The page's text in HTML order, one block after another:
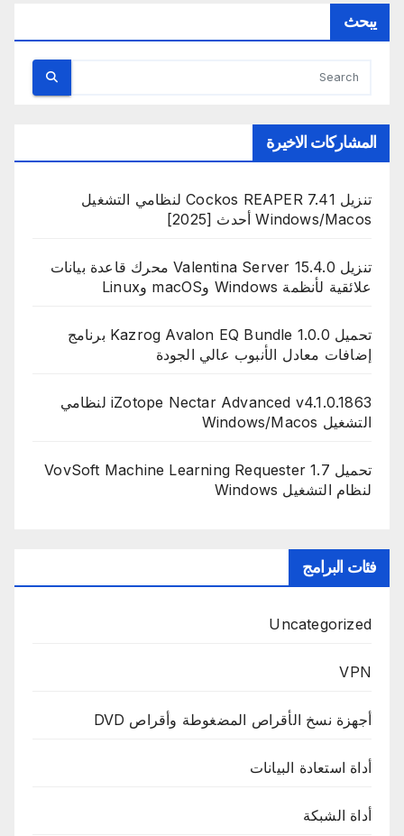
يبحث
المشاركات الاخيرة
تنزيل Cockos REAPER 7.41 لنظامي التشغيل
Windows/Macos أحدث [2025]
تنزيل Valentina Server 15.4.0 محرك قاعدة بيانات
علائقية لأنظمة Windows وmacOS وLinux
تحميل Kazrog Avalon EQ Bundle 1.0.0 برنامج
إضافات معادل الأنبوب عالي الجودة
iZotope Nectar Advanced v4.1.0.1863 لنظامي
التشغيل Windows/Macos
تحميل VovSoft Machine Learning Requester 1.7
لنظام التشغيل Windows
فئات البرامج
Uncategorized
VPN
أجهزة نسخ الأقراص المضغوطة وأقراص DVD
أداة استعادة البيانات
أداة الشبكة